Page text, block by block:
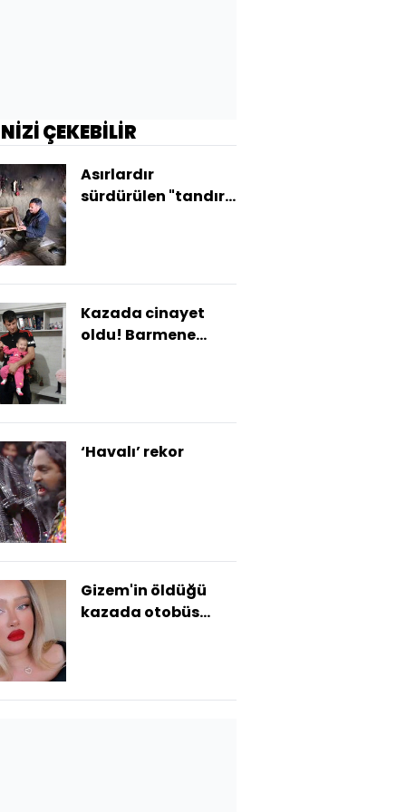
ÇEKEBİLİR
Asırlardır
sürdürülen "tandır
Kazada cinayet
oldu! Barmene
‘Havalı’ rekor
Gizem'in öldüğü
kazada otobüs